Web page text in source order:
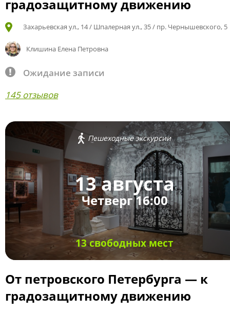
градозащитному движению
Захарьевская ул., 14 / Шпалерная ул., 35 / пр. Чернышевского, 5
Клишина Елена Петровна
Ожидание записи
145 отзывов
Пешеходные экскурсии
13 августа
Четверг 16:00
13 свободных мест
От петровского Петербурга — к
градозащитному движению